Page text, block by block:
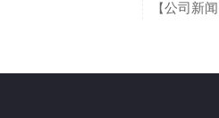
【公司新闻